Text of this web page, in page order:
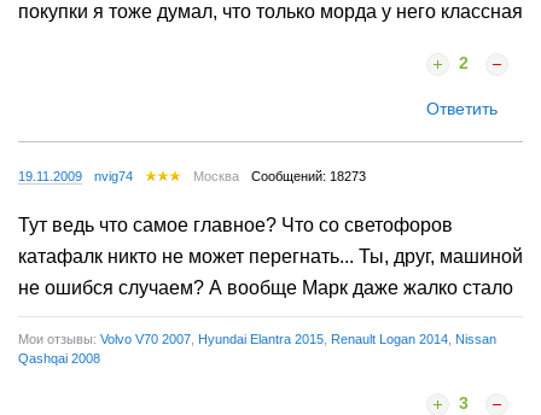
покупки я тоже думал, что только морда у него классная
2
Ответить
19.11.2009 nvig74 Москва Сообщений: 18273
Тут ведь что самое главное? Что со светофоров
катафалк никто не может перегнать... Ты, друг, машиной
не ошибся случаем? А вообще Марк даже жалко стало
Мои отзывы: Volvo V70 2007 Hyundai Elantra 2015 Renault Logan 2014 Nissan
Qashqai 2008
3